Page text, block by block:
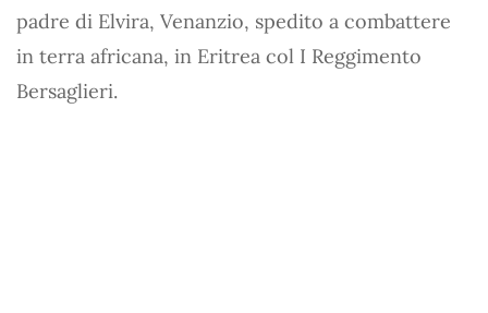
padre di Elvira, Venanzio, spedito a combattere
in terra africana, in Eritrea col I Reggimento
Bersaglieri.